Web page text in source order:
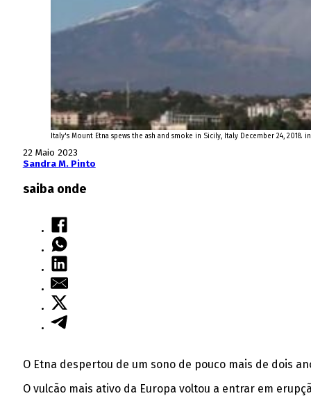
Italy's Mount Etna spews the ash and smoke in Sicily, Italy December 24, 2018. in
22 Maio 2023
Sandra M. Pinto
saiba onde
O Etna despertou de um sono de pouco mais de dois
O vulcão mais ativo da Europa voltou a entrar em